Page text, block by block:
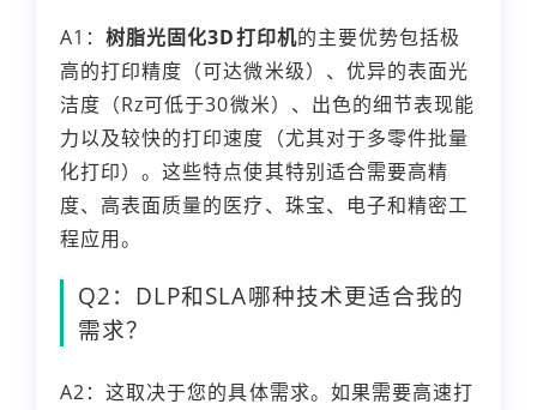
A1：树脂光固化3D打印机的主要优势包括极
高的打印精度（可达微米级）、优异的表面光
洁度（Rz可低于30微米）、出色的细节表现能
力以及较快的打印速度（尤其对于多零件批量
化打印）。这些特点使其特别适合需要高精
度、高表面质量的医疗、珠宝、电子和精密工
程应用。
Q2：DLP和SLA哪种技术更适合我的
需求？
A2：这取决于您的具体需求。如果需要高速打